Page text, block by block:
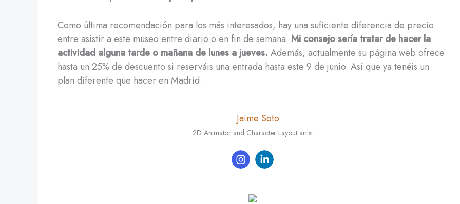
Como última recomendación para los más interesados, hay una suficiente diferencia de precio
entre asistir a este museo entre diario o en fin de semana. Mi consejo sería tratar de hacer la
actividad alguna tarde o mañana de lunes a jueves. Además, actualmente su página web ofrece
hasta un 25% de descuento si reserváis una entrada hasta este 9 de junio. Así que ya tenéis un
plan diferente que hacer en Madrid.
Jaime Soto
2D Animator and Character Layout artist